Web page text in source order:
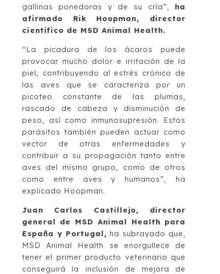
gallinas ponedoras y de su cría”, ha
afirmado Rik Hoopman, director
científico de MSD Animal Health.
“La picadura de los ácaros puede
provocar mucho dolor e irritación de la
piel, contribuyendo al estrés crónico de
las aves que se caracteriza por un
picoteo constante de las plumas,
rascado de cabeza y disminución de
peso, así como inmunosupresión. Estos
parásitos también pueden actuar como
vector de otras enfermedades y
contribuir a su propagación tanto entre
aves del mismo grupo, como de otros
como entre aves y humanos”, ha
explicado Hoopman.
Juan Carlos Castillejo, director
general de MSD Animal Health para
España y Portugal, ha subrayado que,
MSD Animal Health se enorgullece de
tener el primer producto veterinario que
conseguirá la inclusión de mejora de